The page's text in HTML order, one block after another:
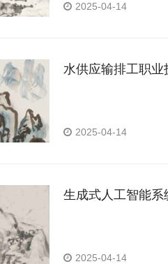
2025-04-14
水供应输排工职业
2025-04-14
生成式人工智能
2025-04-14